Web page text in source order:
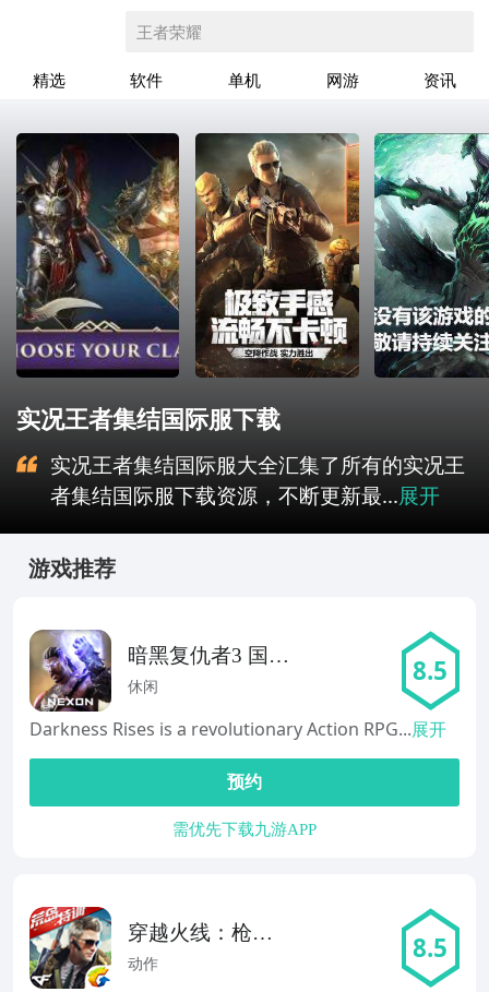
王者荣耀
精选 软件 单机 网游 资讯
实况王者集结国际服下载
实况王者集结国际服大全汇集了所有的实况王
者集结国际服下载资源，不断更新最...展开
游戏推荐
暗黑复仇者3 国际
服
休闲 8.5
Darkness Rises is a revolutionary Action RPG...展开
预约
需优先下载九游APP
穿越火线：枪战
王者体验服
动作 8.5